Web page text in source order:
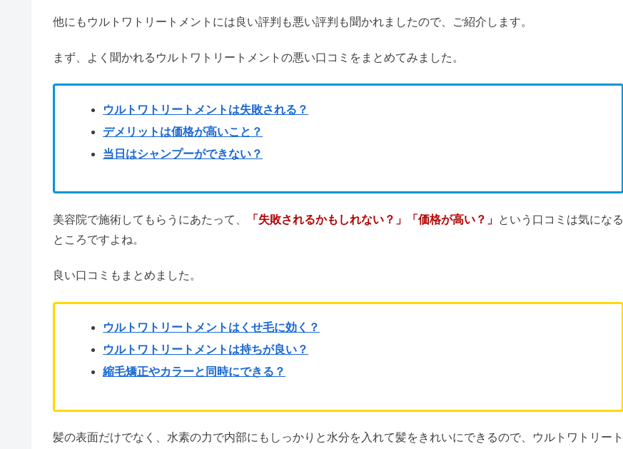
無印のお香は体に悪い？人気ランキング&セリアのお香立ては使える？
ツーブロック失敗でタラちゃん？セルフで後ろ刈り上げすぎた直し方
他にもウルトワトリートメントには良い評判も悪い評判も聞かれましたので、ご紹介します。
まず、よく聞かれるウルトワトリートメントの悪い口コミをまとめてみました。
ウルトワトリートメントは失敗される？
デメリットは価格が高いこと？
当日はシャンプーができない？
美容院で施術してもらうにあたって、 「失敗されるかもしれない？」「価格が高い？」 という口コミは気になる
ところですよね。
良い口コミもまとめました。
ウルトワトリートメントはくせ毛に効く？
ウルトワトリートメントは持ちが良い？
縮毛矯正やカラーと同時にできる？
髪の表面だけでなく、水素の力で内部にもしっかりと水分を入れて髪をきれいにできるので、ウルトワトリート